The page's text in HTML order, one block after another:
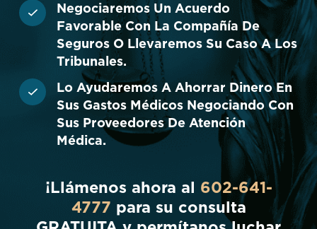
Negociaremos Un Acuerdo
Favorable Con La Compañía De
Seguros O Llevaremos Su Caso A Los
Tribunales.
Lo Ayudaremos A Ahorrar Dinero En
Sus Gastos Médicos Negociando Con
Sus Proveedores De Atención
Médica.
¡Llámenos ahora al 602-641-
4777 para su consulta